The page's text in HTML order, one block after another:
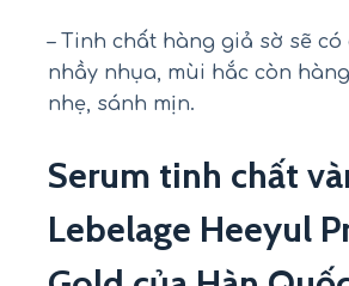
– Tinh chất hàng giả sờ sẽ có
nhầy nhụa, mùi hắc còn
nhẹ, sánh mịn.
Serum tinh chất
Lebelage Heeyul